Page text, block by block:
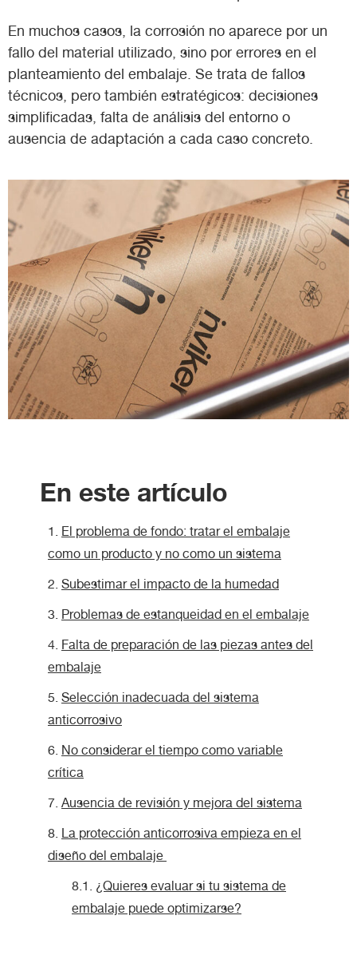
En muchos casos, la corrosión no aparece por un
fallo del material utilizado, sino por errores en el
planteamiento del embalaje. Se trata de fallos
técnicos, pero también estratégicos: decisiones
simplificadas, falta de análisis del entorno o
ausencia de adaptación a cada caso concreto.
En este artículo
El problema de fondo: tratar el embalaje
como un producto y no como un sistema
Subestimar el impacto de la humedad
Problemas de estanqueidad en el embalaje
Falta de preparación de las piezas antes del
embalaje
Selección inadecuada del sistema
anticorrosivo
No considerar el tiempo como variable
crítica
Ausencia de revisión y mejora del sistema
La protección anticorrosiva empieza en el
diseño del embalaje
¿Quieres evaluar si tu sistema de
embalaje puede optimizarse?